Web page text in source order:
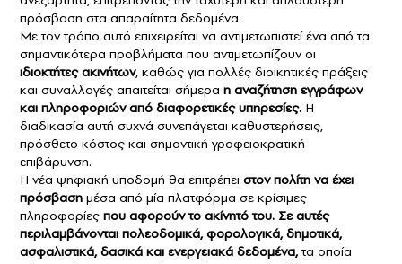
πρόσβαση στα απαραίτητα δεδομένα.
Με τον τρόπο αυτό επιχειρείται να αντιμετωπιστεί ένα από τα
σημαντικότερα προβλήματα που αντιμετωπίζουν οι
ιδιοκτήτες ακινήτων, καθώς για πολλές διοικητικές πράξεις
και συναλλαγές απαιτείται σήμερα η αναζήτηση εγγράφων
και πληροφοριών από διαφορετικές υπηρεσίες. Η
διαδικασία αυτή συχνά συνεπάγεται καθυστερήσεις,
πρόσθετο κόστος και σημαντική γραφειοκρατική
επιβάρυνση.
Η νέα ψηφιακή υποδομή θα επιτρέπει στον πολίτη να έχει
πρόσβαση μέσα από μία πλατφόρμα σε κρίσιμες
πληροφορίες που αφορούν το ακίνητό του. Σε αυτές
περιλαμβάνονται πολεοδομικά, φορολογικά, δημοτικά,
ασφαλιστικά, δασικά και ενεργειακά δεδομένα,τα οποία